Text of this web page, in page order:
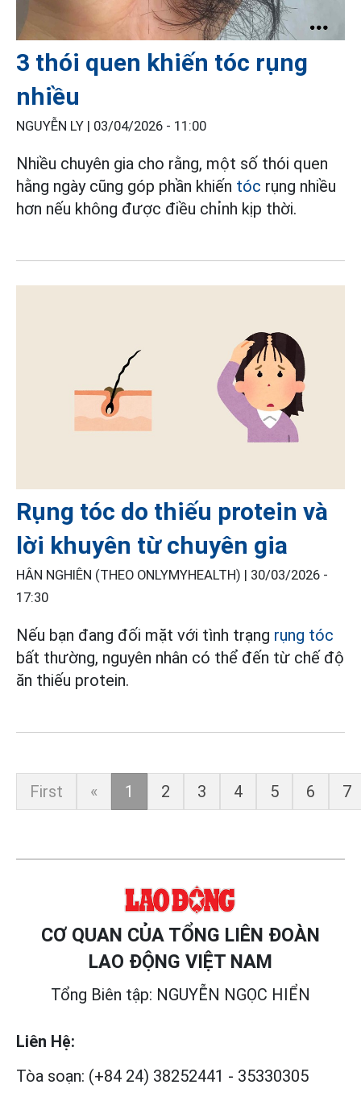
3 thói quen khiến tóc rụng
nhiều
NGUYỄN LY | 03/04/2026 - 11:00
Nhiều chuyên gia cho rằng, một số thói quen
hằng ngày cũng góp phần khiến tóc rụng nhiều
hơn nếu không được điều chỉnh kịp thời.
Rụng tóc do thiếu protein và
lời khuyên từ chuyên gia
HÂN NGHIÊN (THEO ONLYMYHEALTH) | 30/03/2026 -
17:30
Nếu bạn đang đối mặt với tình trạng rụng tóc
bất thường, nguyên nhân có thể đến từ chế độ
ăn thiếu protein.
First « 1 2 3 4 5 6 7
CƠ QUAN CỦA TỔNG LIÊN ĐOÀN
LAO ĐỘNG VIỆT NAM
Tổng Biên tập: NGUYỄN NGỌC HIỂN
Liên Hệ:
Tòa soạn: (+84 24) 38252441 - 35330305